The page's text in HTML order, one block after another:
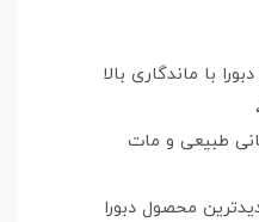
با ماندگارى بالا
طبيعى و مات
محصول دبورا